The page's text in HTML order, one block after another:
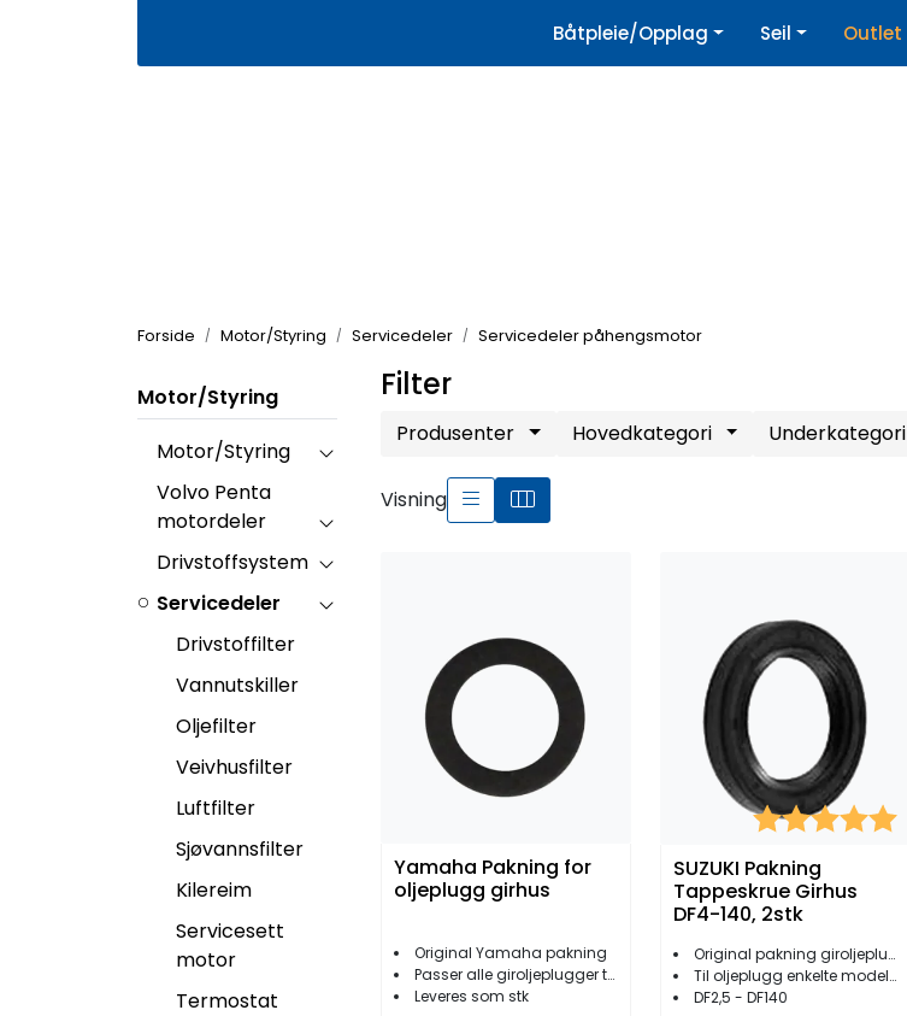
Kjøpshjelp | Nyhetsbrev
Båtpleie/Opplag Seil Outlet
Forside Motor/Styring Servicedeler Servicedeler påhengsmotor
Motor/Styring
Motor/Styring
Volvo Penta
motordeler
Drivstoffsystem
Servicedeler
Drivstoffilter
Vannutskiller
Oljefilter
Veivhusfilter
Luftfilter
Sjøvannsfilter
Kilereim
Servicesett
motor
Termostat
Filter
Produsenter Hovedkategori Underkategori
Visning
Yamaha Pakning for
oljeplugg girhus
Original Yamaha pakning
Passer alle giroljeplugger til Yamaha
Leveres som stk
Karakter:
SUZUKI Pakning
Tappeskrue Girhus
DF4-140, 2stk
Original pakning giroljeplugg 2stk
Til oljeplugg enkelte modeller
DF2,5 - DF140